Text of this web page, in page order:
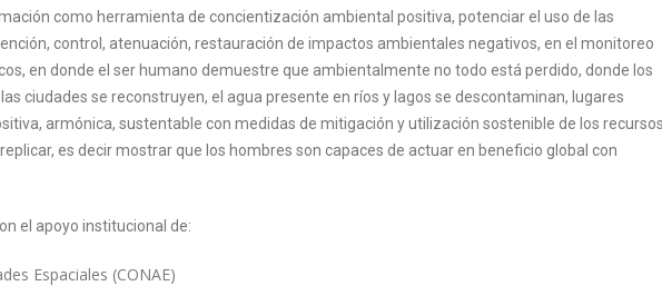
como herramienta de concientización ambiental positiva, potenciar el uso de las
control, atenuación, restauración de impactos ambientales negativos, en el monitoreo
en donde el ser humano demuestre que ambientalmente no todo está perdido, donde los
ciudades se reconstruyen, el agua presente en ríos y lagos se descontaminan, lugares
armónica, sustentable con medidas de mitigación y utilización sostenible de los
es decir mostrar que los hombres son capaces de actuar en beneficio global con
el apoyo institucional de:
Espaciales (CONAE)